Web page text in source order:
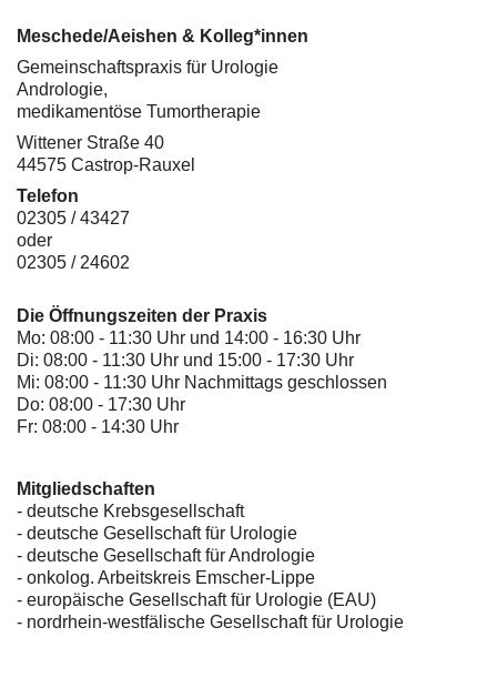
Meschede/Aeishen & Kolleg*innen
Gemeinschaftspraxis für Urologie
Andrologie,
medikamentöse Tumortherapie
Wittener Straße 40
44575 Castrop-Rauxel
Telefon
02305 / 43427
oder
02305 / 24602
Die Öffnungszeiten der Praxis
Mo: 08:00 - 11:30 Uhr und 14:00 - 16:30 Uhr
Di: 08:00 - 11:30 Uhr und 15:00 - 17:30 Uhr
Mi: 08:00 - 11:30 Uhr Nachmittags geschlossen
Do: 08:00 - 17:30 Uhr
Fr: 08:00 - 14:30 Uhr
Mitgliedschaften
- deutsche Krebsgesellschaft
- deutsche Gesellschaft für Urologie
- deutsche Gesellschaft für Andrologie
- onkolog. Arbeitskreis Emscher-Lippe
- europäische Gesellschaft für Urologie (EAU)
- nordrhein-westfälische Gesellschaft für Urologie